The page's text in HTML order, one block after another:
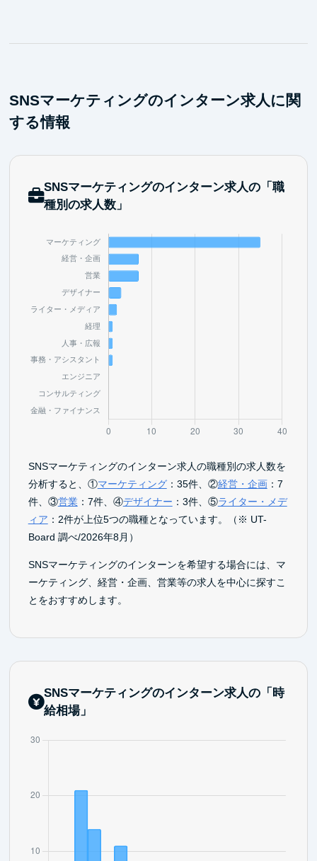
SNSマーケティングのインターン求人に関
する情報
SNSマーケティングのインターン求人の「職
種別の求人数」
SNSマーケティングのインターン求人の職種別の求人数を
分析すると、①マーケティング：35件、②経営・企画：7
件、③営業：7件、④デザイナー ：3件、⑤ライター・メデ
ィア ：2件が上位5つの職種となっています。（※ UT-
Board 調べ/2026年8月）
SNSマーケティングのインターンを希望する場合には、マ
ーケティング、経営・企画、営業等の求人を中心に探すこ
とをおすすめします。
SNSマーケティングのインターン求人の「時
給相場」